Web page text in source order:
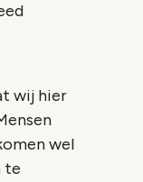
wij hier
wel
te